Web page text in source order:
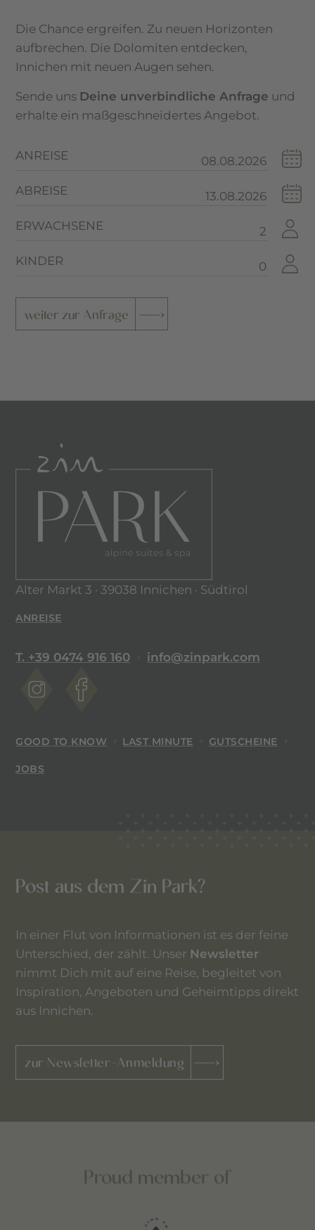
Die Chance ergreifen. Zu neuen Horizonten
aufbrechen. Die Dolomiten entdecken,
Innichen mit neuen Augen sehen.
Sende uns Deine unverbindliche Anfrage und
erhalte ein maßgeschneidertes Angebot.
ANREISE
ABREISE
ERWACHSENE
KINDER
weiter zur Anfrage
Alter Markt 3 · 39038 Innichen · Südtirol
ANREISE
T. +39 0474 916 160 info@zinpark.com
GOOD TO KNOW LAST MINUTE GUTSCHEINE
JOBS
Post aus dem Zin Park?
In einer Flut von Informationen ist es der feine
Unterschied, der zählt. Unser Newsletter
nimmt Dich mit auf eine Reise, begleitet von
Inspiration, Angeboten und Geheimtipps direkt
aus Innichen.
zur Newsletter-Anmeldung
Proud member of